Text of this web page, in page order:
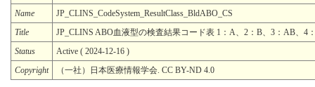
Name
JP_CLINS_CodeSystem_ResultClass_BldABO_CS
Title
JP_CLINS ABO血液型の検査結果コード表 1：A、2：B、3：AB、4
Status
Active ( 2024-12-16 )
Copyright
（一社）日本医療情報学会. CC BY-ND 4.0